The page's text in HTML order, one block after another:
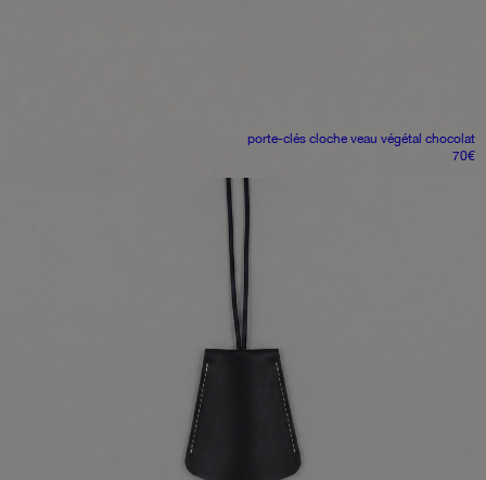
porte-clés cloche veau végétal chocolat
70€